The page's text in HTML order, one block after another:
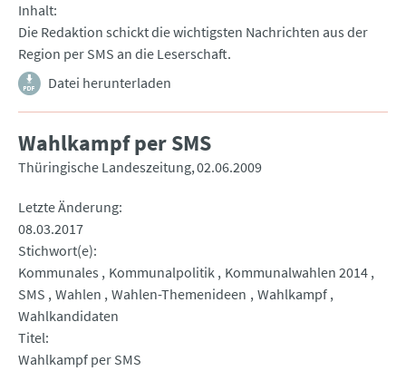
Inhalt
Die Redaktion schickt die wichtigsten Nachrichten aus der
Region per SMS an die Leserschaft.
Datei herunterladen
Wahlkampf per SMS
Thüringische Landeszeitung 02.06.2009
Letzte Änderung
08.03.2017
Stichwort(e)
Kommunales
Kommunalpolitik Kommunalwahlen 2014
SMS Wahlen Wahlen-Themenideen
Wahlkampf
Wahlkandidaten
Titel
Wahlkampf per SMS